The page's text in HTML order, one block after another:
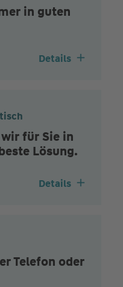
in guten
Details
für Sie in
Lösung.
Details
Telefon oder